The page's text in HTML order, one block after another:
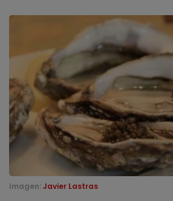
Imagen: Javier Lastras